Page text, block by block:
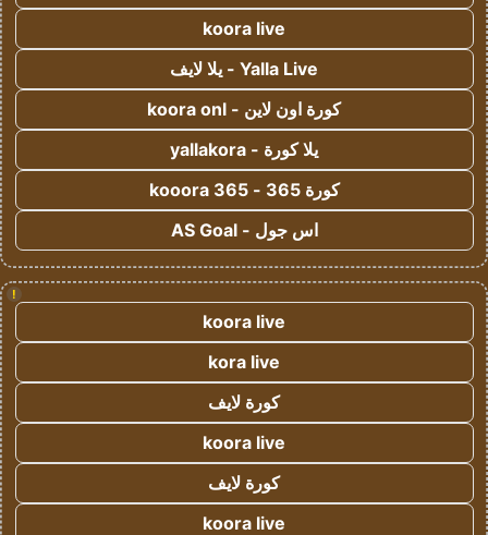
koora live
Yalla Live - يلا لايف
كورة اون لاين - koora onl
يلا كورة - yallakora
كورة 365 - kooora 365
اس جول - AS Goal
!
koora live
kora live
كورة لايف
koora live
كورة لايف
koora live